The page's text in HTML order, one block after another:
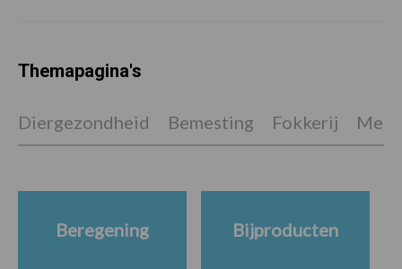
Themapagina's
Diergezondheid Bemesting Fokkerij
Beregening Bijproducten